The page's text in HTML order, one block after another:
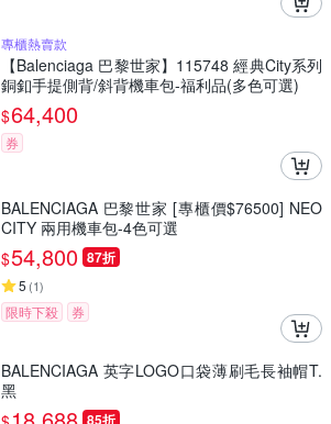
專櫃熱賣款
【Balenciaga 巴黎世家】115748 經典City系列
銅釦手提側背/斜背機車包-福利品(多色可選)
$64,400
券
BALENCIAGA 巴黎世家 [專櫃價$76500] NEO
CITY 兩用機車包-4色可選
$54,800 87折
5 (1)
限時下殺 券
BALENCIAGA 英字LOGO口袋薄刷毛長袖帽T.
黑
85折